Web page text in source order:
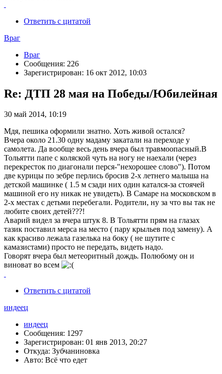
Ответить с цитатой
Враг
Враг
Сообщения: 226
Зарегистрирован: 16 окт 2012, 10:03
Re: ДТП 28 мая на Победы/Юбилейная
30 май 2014, 10:19
Мдя, пешика оформили знатно. Хоть живой остался?
Вчера около 21.30 одну мадаму закатали на переходе у
самолета. Да вообще весь день вчера был травмоопасный.В
Тольятти папе с коляской чуть на ногу не наехали (через
перекресток по диагонали перся-"нехорошее слово"). Потом
две курицы по зебре перлись бросив 2-х летнего малыша на
детской машинке ( 1.5 м сзади них один катался-за стоячей
машиной его ну никак не увидеть). В Самаре на московском в
2-х местах с детьми перебегали. Родители, ну за что вы так не
любите своих детей???!
Аварий видел за вчера штук 8. В Тольятти прям на глазах
тазик поставил мерса на место ( пару крыльев под замену). А
как красиво лежала газелька на боку ( не шутите с
камазистами) просто не передать, видеть надо.
Говорят вчера был метеоритный дождь. Полюбому он и
виноват во всем
Ответить с цитатой
индеец
индеец
Сообщения: 1297
Зарегистрирован: 01 янв 2013, 20:27
Откуда: Зубчаниновка
Авто: Всё что едет